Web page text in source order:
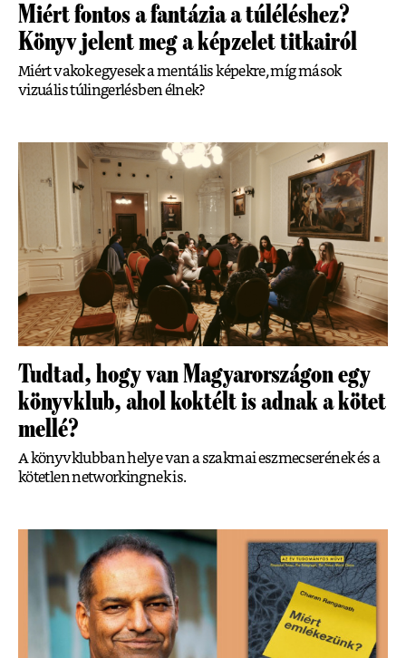
Miért fontos a fantázia a túléléshez?
Könyv jelent meg a képzelet titkairól
Miért vakok egyesek a mentális képekre, míg mások
vizuális túlingerlésben élnek?
Tudtad, hogy van Magyarországon egy
könyvklub, ahol koktélt is adnak a kötet
mellé?
A könyvklubban helye van a szakmai eszmecserének és a
kötetlen networkingnek is.